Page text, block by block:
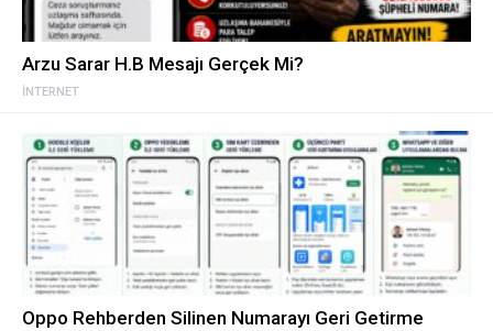
İNTERNET
Arzu Sarar H.B Mesajı Gerçek Mi?
Oppo Rehberden Silinen Numarayı Geri Getirme